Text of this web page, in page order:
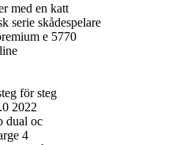
med en katt
serie skådespelare
e 5770
för steg
2022
dual oc
4